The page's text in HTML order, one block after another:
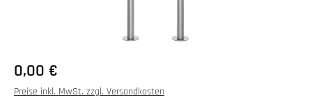
0,00 €
Preise inkl. MwSt. zzgl. Versandkosten